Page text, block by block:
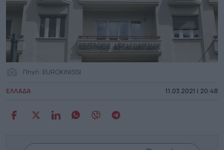
Πηγή: EUROKINISSI
ΕΛΛΑΔΑ 11.03.2021 | 20:48